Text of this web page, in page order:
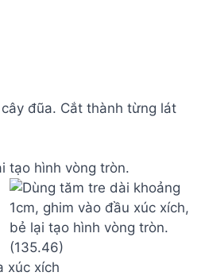
đũa. Cắt thành từng lát
tạo hình vòng tròn.
xúc xích